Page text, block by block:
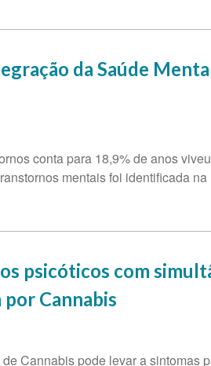
da Saúde
conta para 18,9% de anos
mentais foi identificada
psicóticos com
Cannabis
Cannabis pode levar a sintomas